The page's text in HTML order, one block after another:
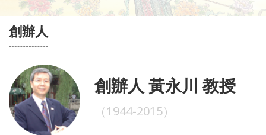
創辦人
創辦人 黃永川 教授
（1944-2015）